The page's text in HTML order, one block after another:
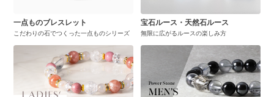
一点ものブレスレット
こだわりの石でつくった一点ものシリーズ
宝石ルース・天然石ルース
無限に広がるルースの楽しみ方